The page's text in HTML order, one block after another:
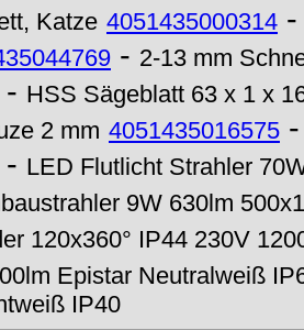
Katze 4051435000314
- 2-13 mm
- HSS Sägeblatt 63 x 1 x
2 mm 4051435016575
- LED Flutlicht Strahler
9W 630lm
120x360° IP44 230V
Epistar Neutralweiß
IP40